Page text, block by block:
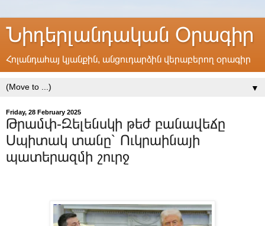
Նիդերլանդական Օրագիր
Հոլանդահայ կյանքին, անցուդարձին վերաբերող օրագիր
▼
Friday, 28 February 2025
Թրամփ-Զելենսկի թեժ բանավեճը
Սպիտակ տանը՝ Ուկրաինայի
պատերազմի շուրջ